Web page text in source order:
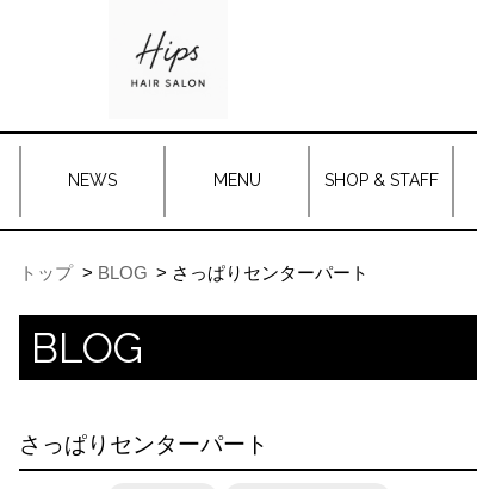
NEWS MENU SHOP & STAFF
トップ BLOG さっぱりセンターパート
BLOG
さっぱりセンターパート